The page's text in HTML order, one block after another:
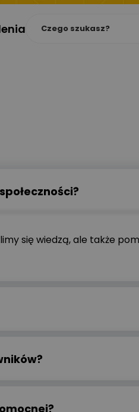
się wiedzą, ale także